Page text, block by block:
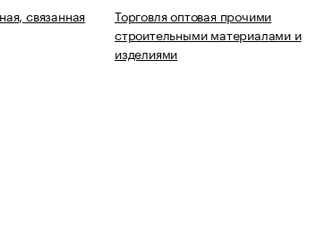
связанная
Торговля оптовая прочими
строительными материалами и
изделиями